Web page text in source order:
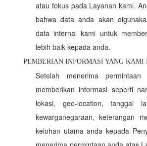
atau fokus pada Layanan kami.
bahwa data anda akan
data internal kami untuk
lebih baik kepada anda.
PEMBERIAN INFORMASI YANG
Setelah menerima
memberikan informasi seperti
lokasi, geo-location, tanggal
kewarganegaraan, keterangan
keluhan utama anda kepada